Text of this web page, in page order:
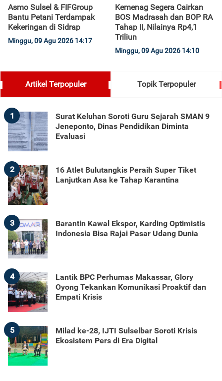
Asmo Sulsel & FIFGroup
Bantu Petani Terdampak
Kekeringan di Sidrap
Minggu, 09 Agu 2026 14:17
Kemenag Segera Cairkan
BOS Madrasah dan BOP RA
Tahap II, Nilainya Rp4,1
Triliun
Minggu, 09 Agu 2026 14:10
Artikel Terpopuler Topik Terpopuler
1
Surat Keluhan Soroti Guru Sejarah SMAN 9
Jeneponto, Dinas Pendidikan Diminta
Evaluasi
2
16 Atlet Bulutangkis Peraih Super Tiket
Lanjutkan Asa ke Tahap Karantina
3
Barantin Kawal Ekspor, Karding Optimistis
Indonesia Bisa Rajai Pasar Udang Dunia
4
Lantik BPC Perhumas Makassar, Glory
Oyong Tekankan Komunikasi Proaktif dan
Empati Krisis
5
Milad ke-28, IJTI Sulselbar Soroti Krisis
Ekosistem Pers di Era Digital